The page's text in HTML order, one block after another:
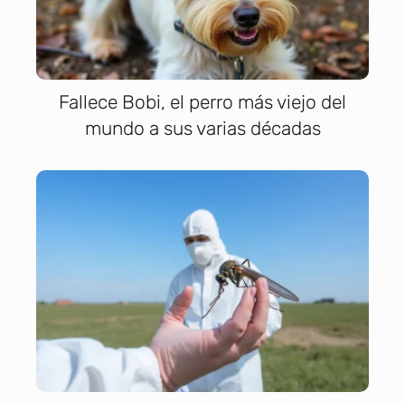
Fallece Bobi, el perro más viejo del
mundo a sus varias décadas